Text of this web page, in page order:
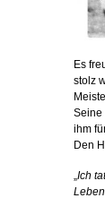
Es
stolz
Seine
ihm
Den
„Ich